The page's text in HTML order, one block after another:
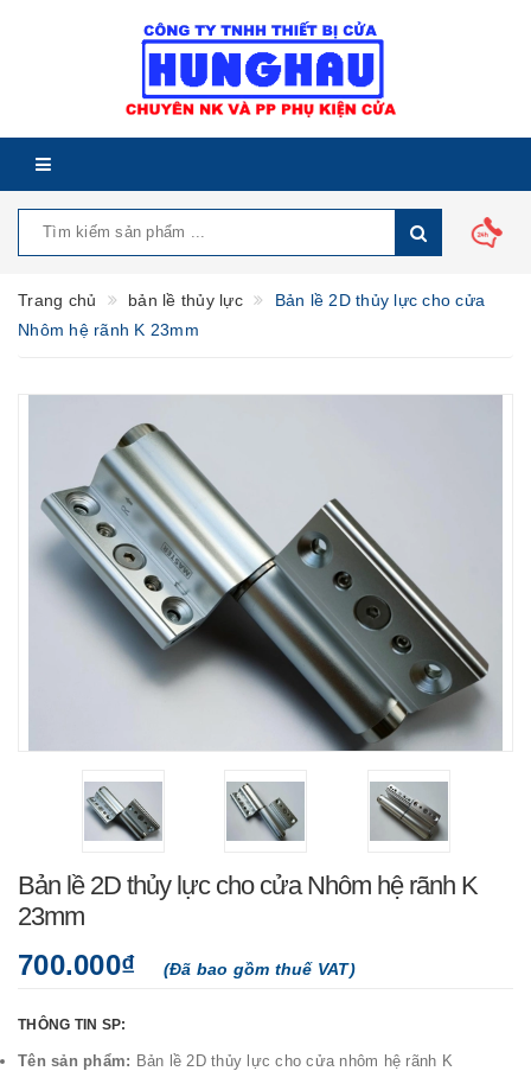
Trang chủ bản lề thủy lực
Bản lề 2D thủy lực cho cửa
Nhôm hệ rãnh K 23mm
Bản lề 2D thủy lực cho cửa Nhôm hệ rãnh K
23mm
700.000₫ (Đã bao gồm thuế VAT)
THÔNG TIN SP:
Tên sản phẩm: Bản lề 2D thủy lực cho cửa nhôm hệ rãnh K